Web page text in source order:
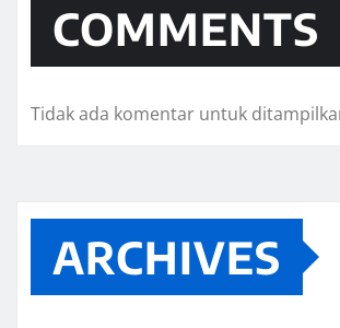
COMMENTS
Tidak ada komentar untuk
ARCHIVES